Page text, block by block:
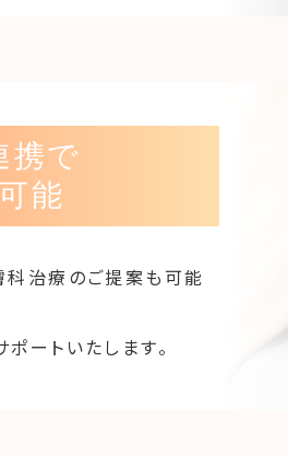
携で
能
科治療のご提案も可能
ートいたします。